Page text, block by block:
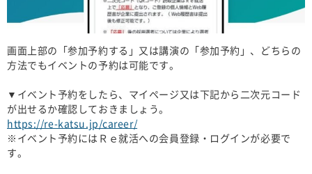
画面上部の「参加予約する」又は講演の「参加予約」、どちらの
方法でもイベントの予約は可能です。​
▼イベント予約をしたら、マイページ又は下記から二次元コード
が出せるか確認しておきましょう。​
https://re-katsu.jp/career/
※イベント予約にはＲｅ就活への会員登録・ログインが必要で
す。​